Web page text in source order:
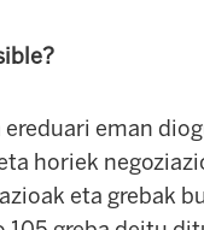
ereduari eman
horiek
eta grebak